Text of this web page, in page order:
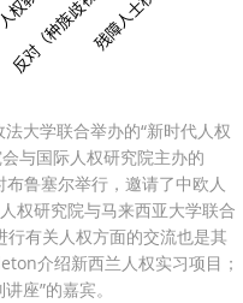
大学联合举办的“新时代人权
与国际人权研究院主办的
鲁塞尔举行，邀请了中欧人
权研究院与马来西亚大学联合
行有关人权方面的交流也是其
介绍新西兰人权实习项目；
座”的嘉宾。